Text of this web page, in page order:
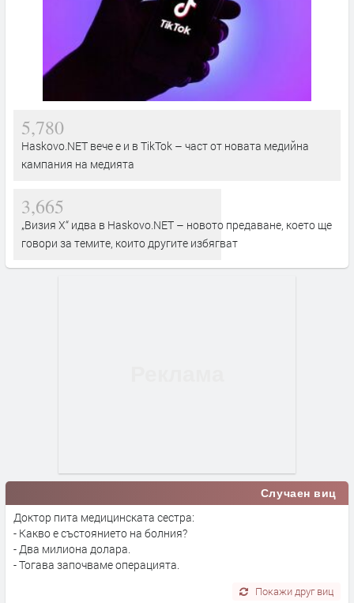
5,780
Haskovo.NET вече е и в TikTok – част от новата медийна
кампания на медията
3,665
„Визия Х“ идва в Haskovo.NET – новото предаване, което ще
говори за темите, които другите избягват
Случаен виц
Доктор пита медицинската сестра:
- Какво е състоянието на болния?
- Два милиона долара.
- Тогава започваме операцията.
Покажи друг виц